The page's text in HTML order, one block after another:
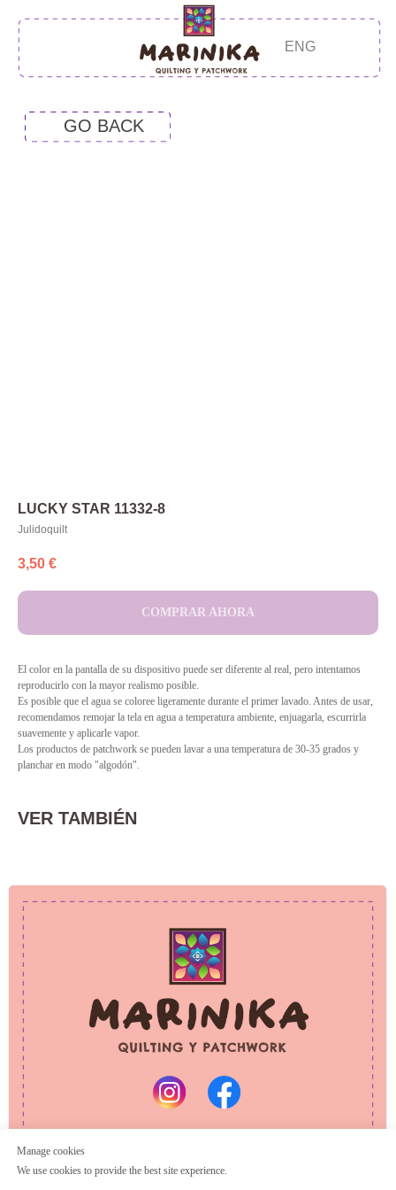
LUCKY STAR 11332-8
Julidoquilt
3,50 €
COMPRAR AHORA
El color en la pantalla de su dispositivo puede ser diferente al real, pero intentamos
reproducirlo con la mayor realismo posible.
Es posible que el agua se coloree ligeramente durante el primer lavado. Antes de usar,
recomendamos remojar la tela en agua a temperatura ambiente, enjuagarla, escurrirla
suavemente y aplicarle vapor.
Los productos de patchwork se pueden lavar a una temperatura de 30-35 grados y
planchar en modo "algodón".
VER TAMBIÉN
Manage cookies
We use cookies to provide the best site experience.
REFUND POLICY
© 2025 Marinika
All rights reserved